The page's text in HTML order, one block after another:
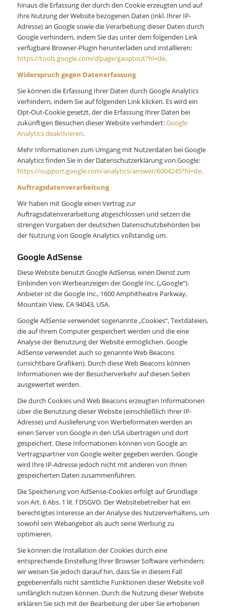
hinaus die Erfassung der durch den Cookie erzeugten und auf
Ihre Nutzung der Website bezogenen Daten (inkl. Ihrer IP-
Adresse) an Google sowie die Verarbeitung dieser Daten durch
Google verhindern, indem Sie das unter dem folgenden Link
verfügbare Browser-Plugin herunterladen und installieren:
https://tools.google.com/dlpage/gaoptout?hl=de.
Widerspruch gegen Datenerfassung
Sie können die Erfassung Ihrer Daten durch Google Analytics
verhindern, indem Sie auf folgenden Link klicken. Es wird ein
Opt-Out-Cookie gesetzt, der die Erfassung Ihrer Daten bei
zukünftigen Besuchen dieser Website verhindert:Google
Analytics deaktivieren.
Mehr Informationen zum Umgang mit Nutzerdaten bei Google
Analytics finden Sie in der Datenschutzerklärung von Google:
https://support.google.com/analytics/answer/6004245?hl=de.
Auftragsdatenverarbeitung
Wir haben mit Google einen Vertrag zur
Auftragsdatenverarbeitung abgeschlossen und setzen die
strengen Vorgaben der deutschen Datenschutzbehörden bei
der Nutzung von Google Analytics vollständig um.
Google AdSense
Diese Website benutzt Google AdSense, einen Dienst zum
Einbinden von Werbeanzeigen der Google Inc. („Google“).
Anbieter ist die Google Inc., 1600 Amphitheatre Parkway,
Mountain View, CA 94043, USA.
Google AdSense verwendet sogenannte „Cookies“, Textdateien,
die auf Ihrem Computer gespeichert werden und die eine
Analyse der Benutzung der Website ermöglichen. Google
AdSense verwendet auch so genannte Web Beacons
(unsichtbare Grafiken). Durch diese Web Beacons können
Informationen wie der Besucherverkehr auf diesen Seiten
ausgewertet werden.
Die durch Cookies und Web Beacons erzeugten Informationen
über die Benutzung dieser Website (einschließlich Ihrer IP-
Adresse) und Auslieferung von Werbeformaten werden an
einen Server von Google in den USA übertragen und dort
gespeichert. Diese Informationen können von Google an
Vertragspartner von Google weiter gegeben werden. Google
wird Ihre IP-Adresse jedoch nicht mit anderen von Ihnen
gespeicherten Daten zusammenführen.
Die Speicherung von AdSense-Cookies erfolgt auf Grundlage
von Art. 6 Abs. 1 lit. f DSGVO. Der Websitebetreiber hat ein
berechtigtes Interesse an der Analyse des Nutzerverhaltens, um
sowohl sein Webangebot als auch seine Werbung zu
optimieren.
Sie können die Installation der Cookies durch eine
entsprechende Einstellung Ihrer Browser Software verhindern;
wir weisen Sie jedoch darauf hin, dass Sie in diesem Fall
gegebenenfalls nicht sämtliche Funktionen dieser Website voll
umfänglich nutzen können. Durch die Nutzung dieser Website
erklären Sie sich mit der Bearbeitung der über Sie erhobenen